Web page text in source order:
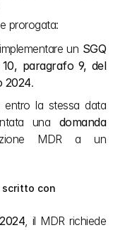
prorogata:
un SGQ
paragrafo 9, del
2024.
entro la stessa data
una domanda
MDR a un
scritto con
, il MDR richiede